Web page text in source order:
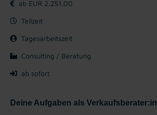
ab EUR 2.251,00
Teilzeit
Tagesarbeitszeit
Consulting / Beratung
ab sofort
Deine Aufgaben als Verkaufsberater:in